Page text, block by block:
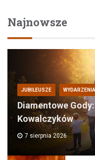
Najnowsze
JUBILEUSZE WYDARZENIA
Diamentowe
Kowalczyków
7 sierpnia 2026